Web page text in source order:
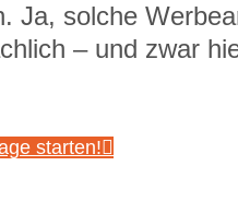
Ja, solche
– und zwar
starten!